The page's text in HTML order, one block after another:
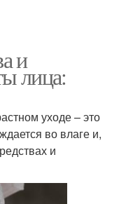
и
лица:
уходе – это
во влаге и,
и